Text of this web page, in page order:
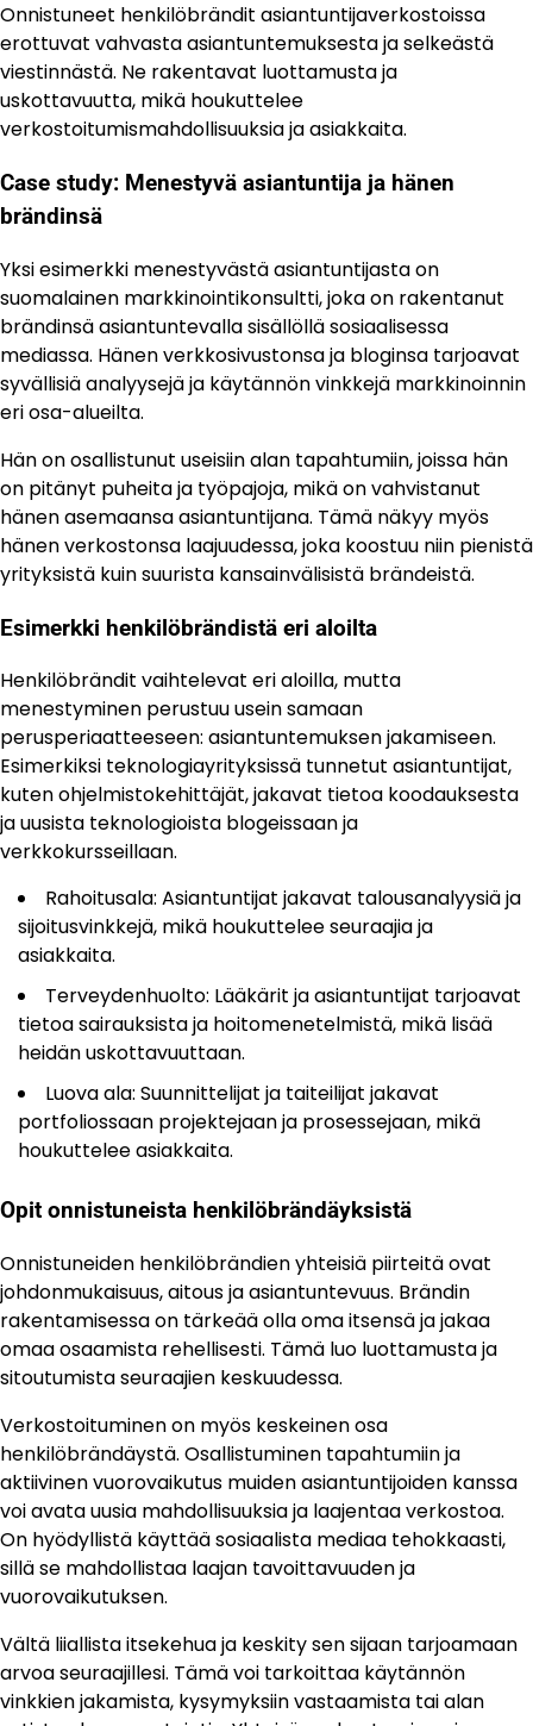
Onnistuneet henkilöbrändit asiantuntijaverkostoissa
erottuvat vahvasta asiantuntemuksesta ja selkeästä
viestinnästä. Ne rakentavat luottamusta ja
uskottavuutta, mikä houkuttelee
verkostoitumismahdollisuuksia ja asiakkaita.
Case study: Menestyvä asiantuntija ja hänen
brändinsä
Yksi esimerkki menestyvästä asiantuntijasta on
suomalainen markkinointikonsultti, joka on rakentanut
brändinsä asiantuntevalla sisällöllä sosiaalisessa
mediassa. Hänen verkkosivustonsa ja bloginsa tarjoavat
syvällisiä analyysejä ja käytännön vinkkejä markkinoinnin
eri osa-alueilta.
Hän on osallistunut useisiin alan tapahtumiin, joissa hän
on pitänyt puheita ja työpajoja, mikä on vahvistanut
hänen asemaansa asiantuntijana. Tämä näkyy myös
hänen verkostonsa laajuudessa, joka koostuu niin pienistä
yrityksistä kuin suurista kansainvälisistä brändeistä.
Esimerkki henkilöbrändistä eri aloilta
Henkilöbrändit vaihtelevat eri aloilla, mutta
menestyminen perustuu usein samaan
perusperiaatteeseen: asiantuntemuksen jakamiseen.
Esimerkiksi teknologiayrityksissä tunnetut asiantuntijat,
kuten ohjelmistokehittäjät, jakavat tietoa koodauksesta
ja uusista teknologioista blogeissaan ja
verkkokursseillaan.
Rahoitusala: Asiantuntijat jakavat talousanalyysiä ja
sijoitusvinkkejä, mikä houkuttelee seuraajia ja
asiakkaita.
Terveydenhuolto: Lääkärit ja asiantuntijat tarjoavat
tietoa sairauksista ja hoitomenetelmistä, mikä lisää
heidän uskottavuuttaan.
Luova ala: Suunnittelijat ja taiteilijat jakavat
portfoliossaan projektejaan ja prosessejaan, mikä
houkuttelee asiakkaita.
Opit onnistuneista henkilöbrändäyksistä
Onnistuneiden henkilöbrändien yhteisiä piirteitä ovat
johdonmukaisuus, aitous ja asiantuntevuus. Brändin
rakentamisessa on tärkeää olla oma itsensä ja jakaa
omaa osaamista rehellisesti. Tämä luo luottamusta ja
sitoutumista seuraajien keskuudessa.
Verkostoituminen on myös keskeinen osa
henkilöbrändäystä. Osallistuminen tapahtumiin ja
aktiivinen vuorovaikutus muiden asiantuntijoiden kanssa
voi avata uusia mahdollisuuksia ja laajentaa verkostoa.
On hyödyllistä käyttää sosiaalista mediaa tehokkaasti,
sillä se mahdollistaa laajan tavoittavuuden ja
vuorovaikutuksen.
Vältä liiallista itsekehua ja keskity sen sijaan tarjoamaan
arvoa seuraajillesi. Tämä voi tarkoittaa käytännön
vinkkien jakamista, kysymyksiin vastaamista tai alan